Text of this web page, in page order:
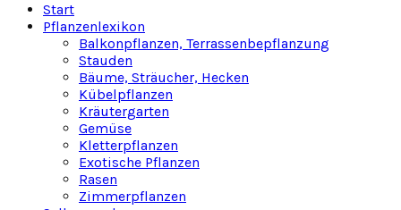
Start
Pflanzenlexikon
Balkonpflanzen, Terrassenbepflanzung
Stauden
Bäume, Sträucher, Hecken
Kübelpflanzen
Kräutergarten
Gemüse
Kletterpflanzen
Exotische Pflanzen
Rasen
Zimmerpflanzen